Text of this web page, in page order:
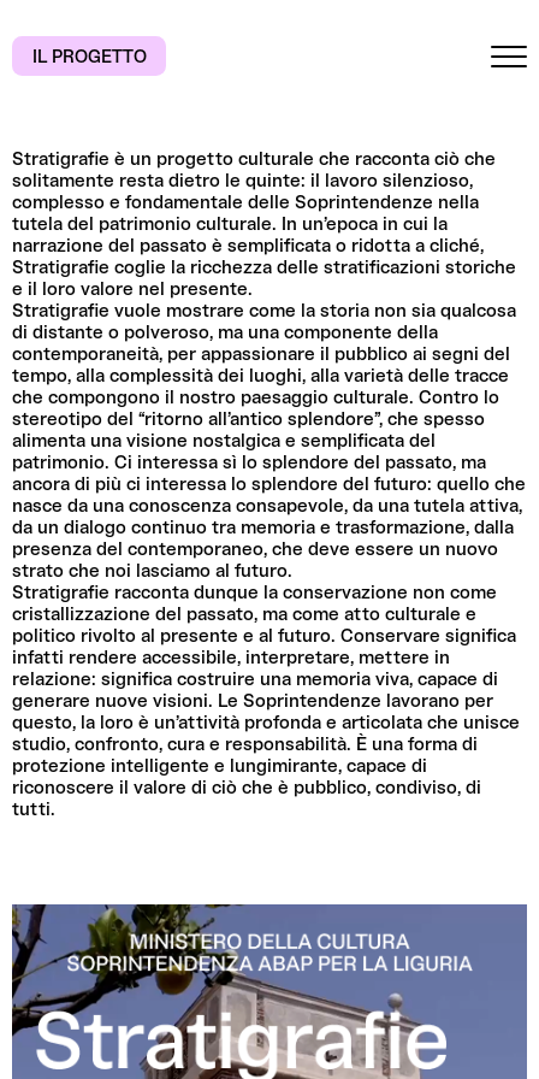
contentIL PROGETTO
Stratigrafie è un progetto culturale che racconta ciò che
solitamente resta dietro le quinte: il lavoro silenzioso,
complesso e fondamentale delle Soprintendenze nella
tutela del patrimonio culturale. In un’epoca in cui la
narrazione del passato è semplificata o ridotta a cliché,
Stratigrafie coglie la ricchezza delle stratificazioni storiche
e il loro valore nel presente.
Stratigrafie vuole mostrare come la storia non sia qualcosa
di distante o polveroso, ma una componente della
contemporaneità, per appassionare il pubblico ai segni del
tempo, alla complessità dei luoghi, alla varietà delle tracce
che compongono il nostro paesaggio culturale. Contro lo
stereotipo del “ritorno all’antico splendore”, che spesso
alimenta una visione nostalgica e semplificata del
patrimonio. Ci interessa sì lo splendore del passato, ma
ancora di più ci interessa lo splendore del futuro: quello che
nasce da una conoscenza consapevole, da una tutela attiva,
da un dialogo continuo tra memoria e trasformazione, dalla
presenza del contemporaneo, che deve essere un nuovo
strato che noi lasciamo al futuro.
Stratigrafie racconta dunque la conservazione non come
cristallizzazione del passato, ma come atto culturale e
politico rivolto al presente e al futuro. Conservare significa
infatti rendere accessibile, interpretare, mettere in
relazione: significa costruire una memoria viva, capace di
generare nuove visioni. Le Soprintendenze lavorano per
questo, la loro è un’attività profonda e articolata che unisce
studio, confronto, cura e responsabilità. È una forma di
protezione intelligente e lungimirante, capace di
riconoscere il valore di ciò che è pubblico, condiviso, di
tutti.